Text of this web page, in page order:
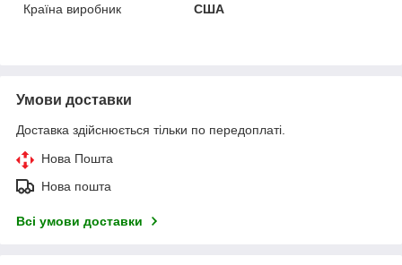
Країна виробник
США
Умови доставки
Доставка здійснюється тільки по передоплаті.
Нова Пошта
Нова пошта
Всі умови доставки